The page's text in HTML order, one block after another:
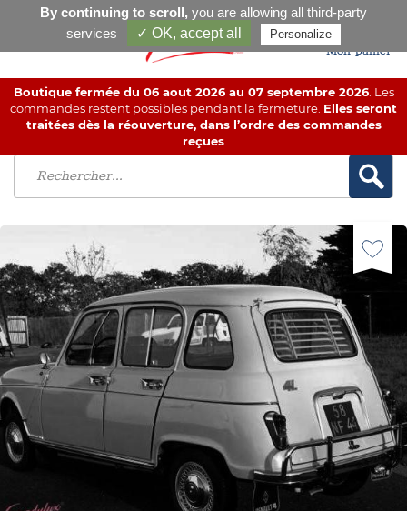
Mon panier
Boutique fermée du 06 aout 2026 au 07 septembre 2026. Les
commandes restent possibles pendant la fermeture. Elles seront
traitées dès la réouverture, dans l’ordre des commandes
reçues
By continuing to scroll, you are allowing all third-party
services
✓ OK, accept all Personalize